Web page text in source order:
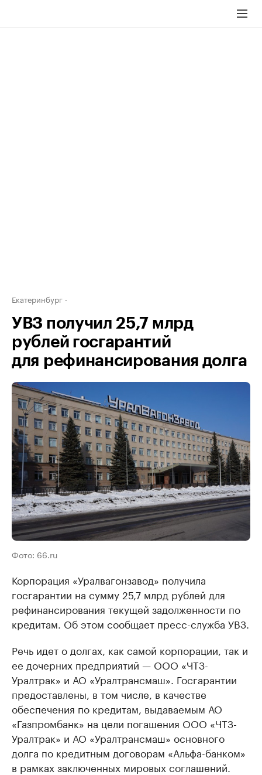
Екатеринбург
УВЗ получил 25,7 млрд
рублей госгарантий
для рефинансирования долга
Фото: 66.ru
Корпорация «Уралвагонзавод» получила
госгарантии на сумму 25,7 млрд рублей для
рефинансирования текущей задолженности по
кредитам. Об этом сообщает пресс-служба УВЗ.
Речь идет о долгах, как самой корпорации, так и
ее дочерних предприятий — ООО «ЧТЗ-
Уралтрак» и АО «Уралтрансмаш». Госгарантии
предоставлены, в том числе, в качестве
обеспечения по кредитам, выдаваемым АО
«Газпромбанк» на цели погашения ООО «ЧТЗ-
Уралтрак» и АО «Уралтрансмаш» основного
долга по кредитным договорам «Альфа-банком»
в рамках заключенных мировых соглашений.